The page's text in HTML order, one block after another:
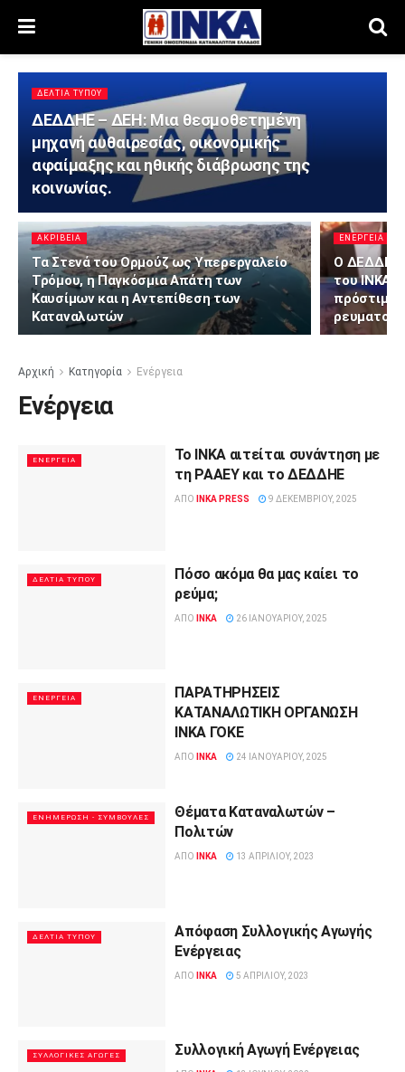
ΔΕΛΤΊΑ ΤΎΠΟΥ
ΔΕΔΔΗΕ – ΔΕΗ: Μια θεσμοθετημένη
μηχανή αυθαιρεσίας, οικονομικής
αφαίμαξης και ηθικής διάβρωσης της
κοινωνίας.
ΑΚΡΊΒΕΙΑ
Τα Στενά του Ορμούζ ως Υπερεργαλείο
Τρόμου, η Παγκόσμια Απάτη των
Καυσίμων και η Αντεπίθεση των
Καταναλωτών
ΕΝΈΡΓΕΙΑ
Ο ΔΕΔΔΗΕ
του ΙΝΚΑ
πρόστιμα-
Αρχική Κατηγορία Ενέργεια
Ενέργεια
ΕΝΈΡΓΕΙΑ
Το ΙΝΚΑ αιτείται συνάντηση με
τη ΡΑΑΕΥ και το ΔΕΔΔΗΕ
ΑΠΌ INKA PRESS 9 ΔΕΚΕΜΒΡΊΟΥ, 2025
ΔΕΛΤΊΑ ΤΎΠΟΥ
Πόσο ακόμα θα μας καίει το
ρεύμα;
ΑΠΌ INKA 26 ΙΑΝΟΥΑΡΊΟΥ, 2025
ΕΝΈΡΓΕΙΑ
ΠΑΡΑΤΗΡΗΣΕΙΣ
ΚΑΤΑΝΑΛΩΤΙΚΗ ΟΡΓΑΝΩΣΗ
ΙΝΚΑ ΓΟKΕ
ΑΠΌ INKA 24 ΙΑΝΟΥΑΡΊΟΥ, 2025
ΕΝΗΜΈΡΩΣΗ - ΣΥΜΒΟΥΛΈΣ
Θέματα Καταναλωτών –
Πολιτών
ΑΠΌ INKA 13 ΑΠΡΙΛΊΟΥ, 2023
ΔΕΛΤΊΑ ΤΎΠΟΥ
Απόφαση Συλλογικής Αγωγής
Ενέργειας
ΑΠΌ INKA 5 ΑΠΡΙΛΊΟΥ, 2023
ΣΥΛΛΟΓΙΚΈΣ ΑΓΩΓΈΣ Συλλογική Αγωγή Ενέργειας